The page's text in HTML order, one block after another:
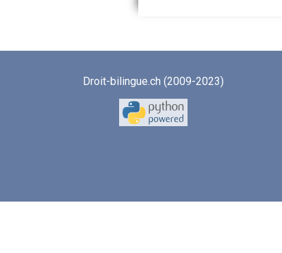
Droit-bilingue.ch (2009-2023)